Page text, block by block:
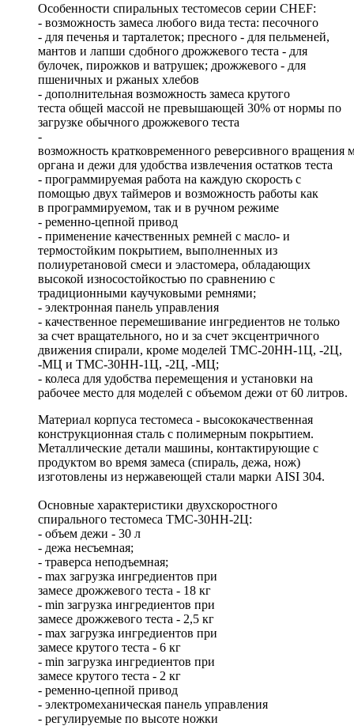
Особенности спиральных тестомесов серии CHEF:
- возможность замеса любого вида теста: песочного
- для печенья и тарталеток; пресного - для пельменей,
мантов и лапши сдобного дрожжевого теста - для
булочек, пирожков и ватрушек; дрожжевого - для
пшеничных и ржаных хлебов
- дополнительная возможность замеса крутого
теста общей массой не превышающей 30% от нормы по
загрузке обычного дрожжевого теста
-
возможность кратковременного реверсивного вращения
органа и дежи для удобства извлечения остатков теста
- программируемая работа на каждую скорость с
помощью двух таймеров и возможность работы как
в программируемом, так и в ручном режиме
- ременно-цепной привод
- применение качественных ремней с масло- и
термостойким покрытием, выполненных из
полиуретановой смеси и эластомера, обладающих
высокой износостойкостью по сравнению с
традиционными каучуковыми ремнями;
- электронная панель управления
- качественное перемешивание ингредиентов не только
за счет вращательного, но и за счет эксцентричного
движения спирали, кроме моделей ТМС-20НН-1Ц, -2Ц,
-МЦ и ТМС-30НН-1Ц, -2Ц, -МЦ;
- колеса для удобства перемещения и установки на
рабочее место для моделей с объемом дежи от 60 литров.
Материал корпуса тестомеса - высококачественная
конструкционная сталь с полимерным покрытием.
Металлические детали машины, контактирующие с
продуктом во время замеса (спираль, дежа, нож)
изготовлены из нержавеющей стали марки AISI 304.
Основные характеристики двухскоростного
спирального тестомеса ТМС-30НН-2Ц:
- объем дежи - 30 л
- дежа несъемная;
- траверса неподъемная;
- max загрузка ингредиентов при
замесе дрожжевого теста - 18 кг
- min загрузка ингредиентов при
замесе дрожжевого теста - 2,5 кг
- max загрузка ингредиентов при
замесе крутого теста - 6 кг
- min загрузка ингредиентов при
замесе крутого теста - 2 кг
- ременно-цепной привод
- электромеханическая панель управления
- регулируемые по высоте ножки